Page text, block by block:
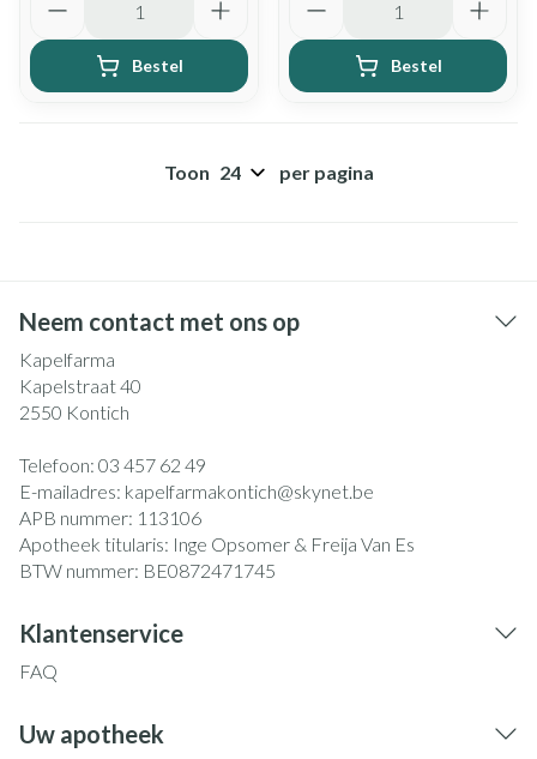
Bestel Bestel
Toon per pagina
Neem contact met ons op
Kapelfarma
Kapelstraat 40
2550 Kontich
Telefoon: 03 457 62 49
E-mailadres: kapelfarmakontich@skynet.be
APB nummer: 113106
Apotheek titularis: Inge Opsomer & Freija Van Es
BTW nummer: BE0872471745
Klantenservice
FAQ
Uw apotheek